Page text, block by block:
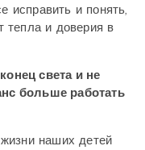
исправить и понять,
тепла и доверия в
света и не
больше работать
наших детей